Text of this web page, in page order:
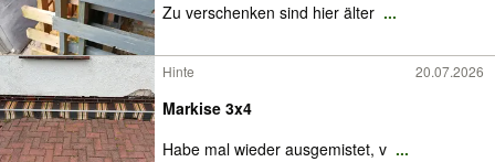
Zu verschenken sind hier älter ...
Hinte 20.07.2026
Markise 3x4
Habe mal wieder ausgemistet, v ...